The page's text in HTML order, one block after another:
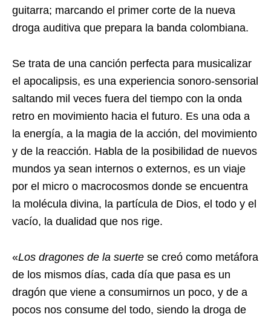
guitarra; marcando el primer corte de la nueva
droga auditiva que prepara la banda colombiana.
Se trata de una canción perfecta para musicalizar
el apocalipsis, es una experiencia sonoro-sensorial
saltando mil veces fuera del tiempo con la onda
retro en movimiento hacia el futuro. Es una oda a
la energía, a la magia de la acción, del movimiento
y de la reacción. Habla de la posibilidad de nuevos
mundos ya sean internos o externos, es un viaje
por el micro o macrocosmos donde se encuentra
la molécula divina, la partícula de Dios, el todo y el
vacío, la dualidad que nos rige.
«Los dragones de la suerte se creó como metáfora
de los mismos días, cada día que pasa es un
dragón que viene a consumirnos un poco, y de a
pocos nos consume del todo, siendo la droga de